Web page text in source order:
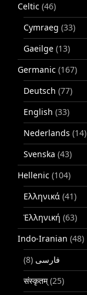
Celtic (46)
Cymraeg (33)
Gaeilge (13)
Germanic (167)
Deutsch (77)
English (33)
Nederlands (14)
Svenska (43)
Hellenic (104)
Ελληνικά (41)
Ἑλληνική (63)
Indo-Iranian (48)
فارسی (8)
संस्कृतम्(25)